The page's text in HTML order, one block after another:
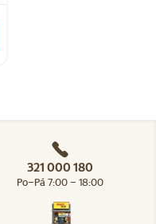
321 000 180
Po–Pá 7:00 – 18:00